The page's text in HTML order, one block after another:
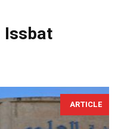
Issbat
ARTICLE